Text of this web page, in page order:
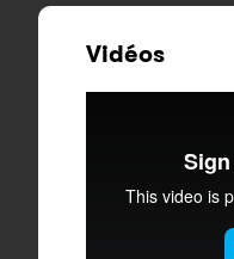
Vidéos